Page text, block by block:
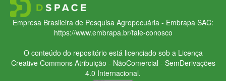
Empresa Brasileira de Pesquisa Agropecuária - Embrapa SAC:
https://www.embrapa.br/fale-conosco
O conteúdo do repositório está licenciado sob a Licença
Creative CommonsAtribuição - NãoComercial - SemDerivações
4.0 Internacional.